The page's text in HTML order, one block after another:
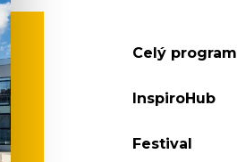
Celý program
InspiroHub
Festival